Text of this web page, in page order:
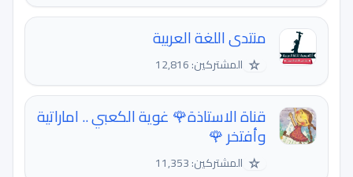
منتدى اللغة العربية
☆ المشتركين: 12,816
قناة الاستاذة🌹 غوية الكعبي .. اماراتية
وأفتخر 🌹
☆ المشتركين: 11,353